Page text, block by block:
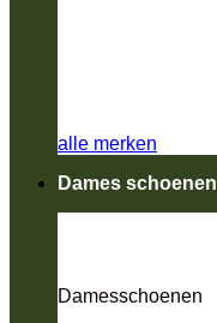
alle merken
Dames schoenen
Damesschoenen